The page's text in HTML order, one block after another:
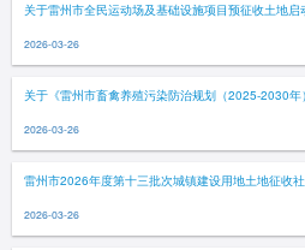
关于雷州市全民运动场及基础设施项目预征收土地启
2026-03-26
关于《雷州市畜禽养殖污染防治规划（2025-2030
2026-03-26
雷州市2026年度第十三批次城镇建设用地土地征收
2026-03-26